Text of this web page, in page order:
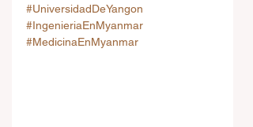
#UniversidadDeYangon
#IngenieriaEnMyanmar
#MedicinaEnMyanmar